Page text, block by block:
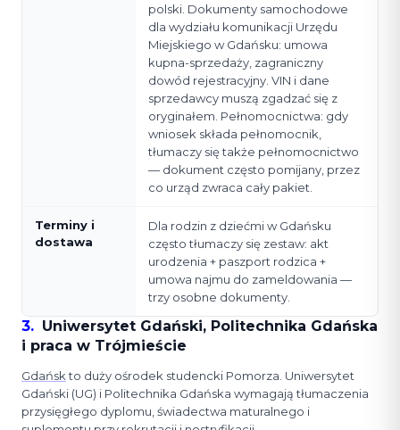
polski. Dokumenty samochodowe
dla wydziału komunikacji Urzędu
Miejskiego w Gdańsku: umowa
kupna-sprzedaży, zagraniczny
dowód rejestracyjny. VIN i dane
sprzedawcy muszą zgadzać się z
oryginałem. Pełnomocnictwa: gdy
wniosek składa pełnomocnik,
tłumaczy się także pełnomocnictwo
— dokument często pomijany, przez
co urząd zwraca cały pakiet.
Terminy i
dostawa
Dla rodzin z dziećmi w Gdańsku
często tłumaczy się zestaw: akt
urodzenia + paszport rodzica +
umowa najmu do zameldowania —
trzy osobne dokumenty.
3. Uniwersytet Gdański, Politechnika Gdańska
i praca w Trójmieście
Gdańskto duży ośrodek studencki Pomorza. Uniwersytet
Gdański (UG) i Politechnika Gdańska wymagają tłumaczenia
przysięgłego dyplomu, świadectwa maturalnego i